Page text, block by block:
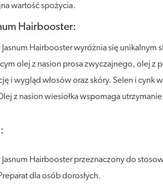
wartość spożycia.
Hairbooster:
Hairbooster wyróżnia się
olej z nasion prosa zwyczajnego, olej z
i wygląd włosów oraz skóry. Selen i
z nasion wiesiołka wspomaga
Hairbooster przeznaczony do
dla osób dorosłych.